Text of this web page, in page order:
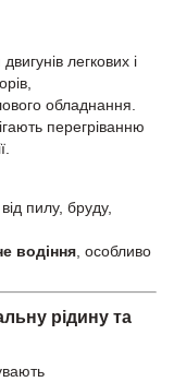
легкових і
обладнання.
перегріванню
пилу, бруду,
водіння, особливо
рідину та